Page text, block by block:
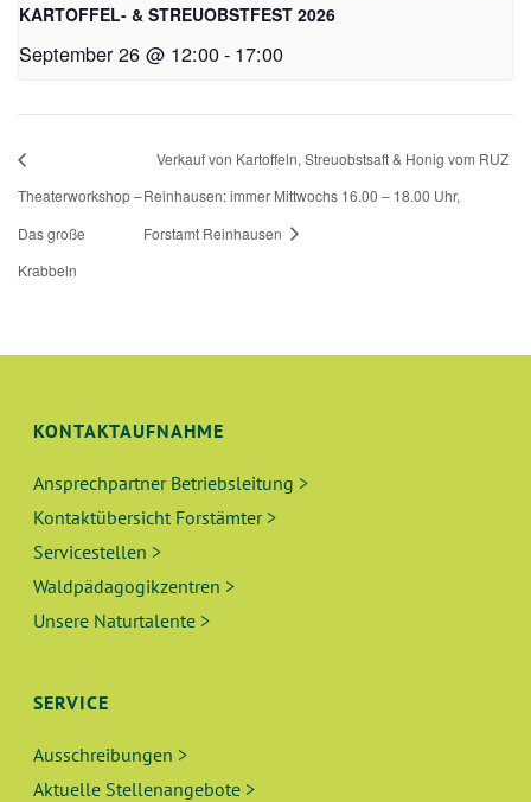
KARTOFFEL- & STREUOBSTFEST 2026
September 26 @ 12:00- 17:00
Theaterworkshop –
Das große
Krabbeln
Verkauf von Kartoffeln, Streuobstsaft & Honig vom RUZ
Reinhausen: immer Mittwochs 16.00 – 18.00 Uhr,
Forstamt Reinhausen
KONTAKTAUFNAHME
Ansprechpartner Betriebsleitung >
Kontaktübersicht Forstämter >
Servicestellen >
Waldpädagogikzentren >
Unsere Naturtalente >
SERVICE
Ausschreibungen >
Aktuelle Stellenangebote >